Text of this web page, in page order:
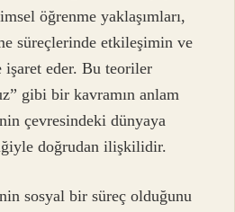
öğrenme yaklaşımları,
süreçlerinde etkileşimin ve
işaret eder. Bu teoriler
gibi bir kavramın anlam
çevresindeki dünyaya
doğrudan ilişkilidir.
sosyal bir süreç olduğunu